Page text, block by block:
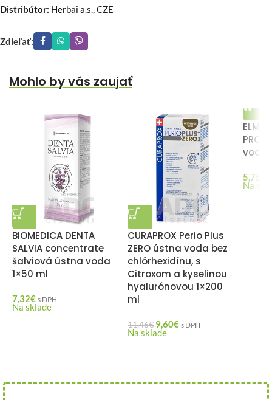
Distribútor: Herbai a.s., CZE
Zdieľať:
Mohlo by vás zaujať
BIOMEDICA DENTA
SALVIA concentrate
šalviová ústna voda
1×50 ml
7,32€ s DPH
Na sklade
CURAPROX Perio Plus
ZERO ústna voda bez
chlórhexidínu, s
Citroxom a kyselinou
hyalurónovou 1×200
ml
11,46€ 9,60€ s DPH
Na sklade
voda
5,75
Na